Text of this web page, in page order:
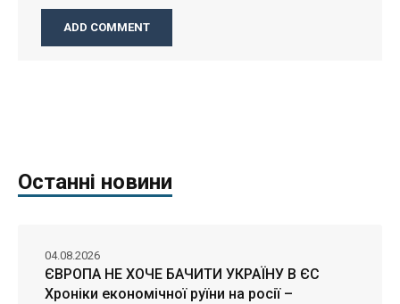
Останні новини
ЄВРОПА НЕ ХОЧЕ БАЧИТИ УКРАЇНУ В ЄС
Хроніки економічної руїни на росії –
04.08.2026